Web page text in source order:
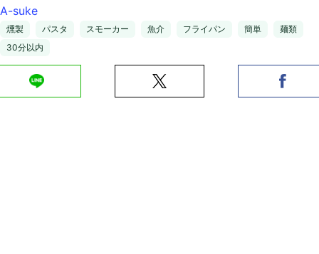
A-suke
燻製 パスタ スモーカー 魚介 フライパン 簡単
麺類
30分以内